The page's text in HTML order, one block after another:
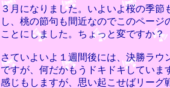
３月になりました。いよいよ桜の季節
し、桃の節句も間近なのでこのページ
ことにしました。ちょっと変ですか？
さていよいよ１週間後には、決勝ラウ
ですが、何だかもうドキドキしていま
感じもしますが、思い起こせばリーグ